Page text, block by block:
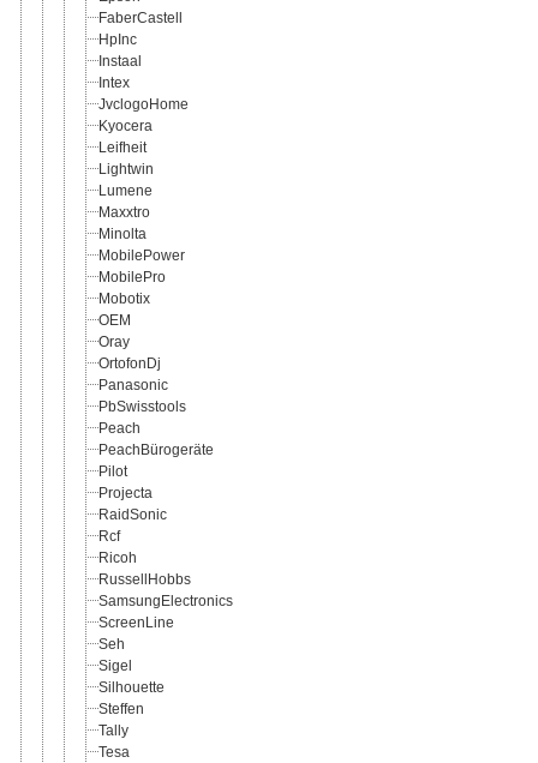
FaberCastell
HpInc
Instaal
Intex
JvclogoHome
Kyocera
Leifheit
Lightwin
Lumene
Maxxtro
Minolta
MobilePower
MobilePro
Mobotix
OEM
Oray
OrtofonDj
Panasonic
PbSwisstools
Peach
PeachBürogeräte
Pilot
Projecta
RaidSonic
Rcf
Ricoh
RussellHobbs
SamsungElectronics
ScreenLine
Seh
Sigel
Silhouette
Steffen
Tally
Tesa